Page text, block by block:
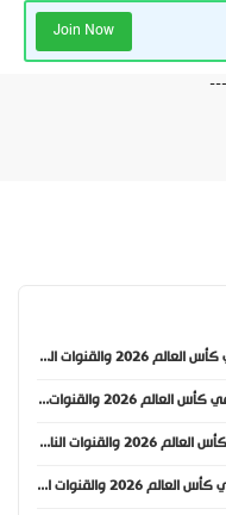
Join Now
موعد مباراة إنجلترا وكرواتيا في كأس العالم 2026 والقنوات الناقلة
موعد مباراة البرتغال والكونغو في كأس العالم 2026 والقنوات الناقلة
موعد مباراة النمسا والأردن في كأس العالم 2026 والقنوات الناقلة
موعد مباراة الأرجنتين والجزائر في كأس العالم 2026 والقنوات الناقلة